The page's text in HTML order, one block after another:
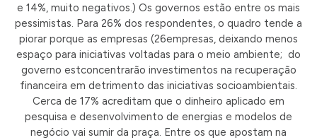
e 14%, muito negativos.) Os governos estão entre os mais
pessimistas. Para 26% dos respondentes, o quadro tende a
piorar porque as empresas (26empresas, deixando menos
espaço para iniciativas voltadas para o meio ambiente; do
governo estconcentrarão investimentos na recuperação
financeira em detrimento das iniciativas socioambientais.
Cerca de 17% acreditam que o dinheiro aplicado em
pesquisa e desenvolvimento de energias e modelos de
negócio vai sumir da praça. Entre os que apostam na